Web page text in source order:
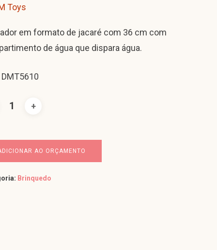
Toys
em formato de jacaré com 36 cm com
de água que dispara água.
DMT5610
AO ORÇAMENTO
Brinquedo